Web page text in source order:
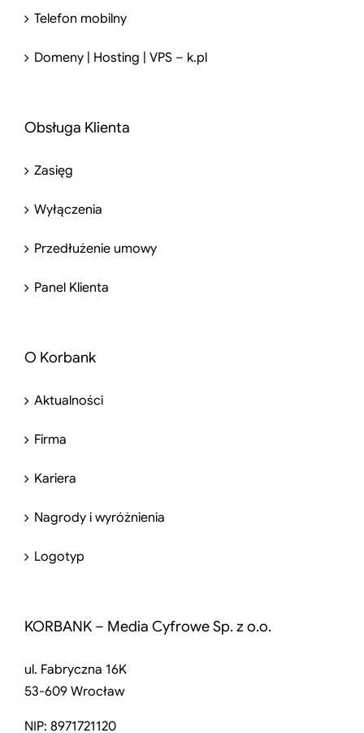
Telefon mobilny
Domeny | Hosting | VPS – k.pl
Obsługa Klienta
Zasięg
Wyłączenia
Przedłużenie umowy
Panel Klienta
O Korbank
Aktualności
Firma
Kariera
Nagrody i wyróżnienia
Logotyp
KORBANK – Media Cyfrowe Sp. z o.o.
ul. Fabryczna 16K
53-609 Wrocław
NIP: 8971721120